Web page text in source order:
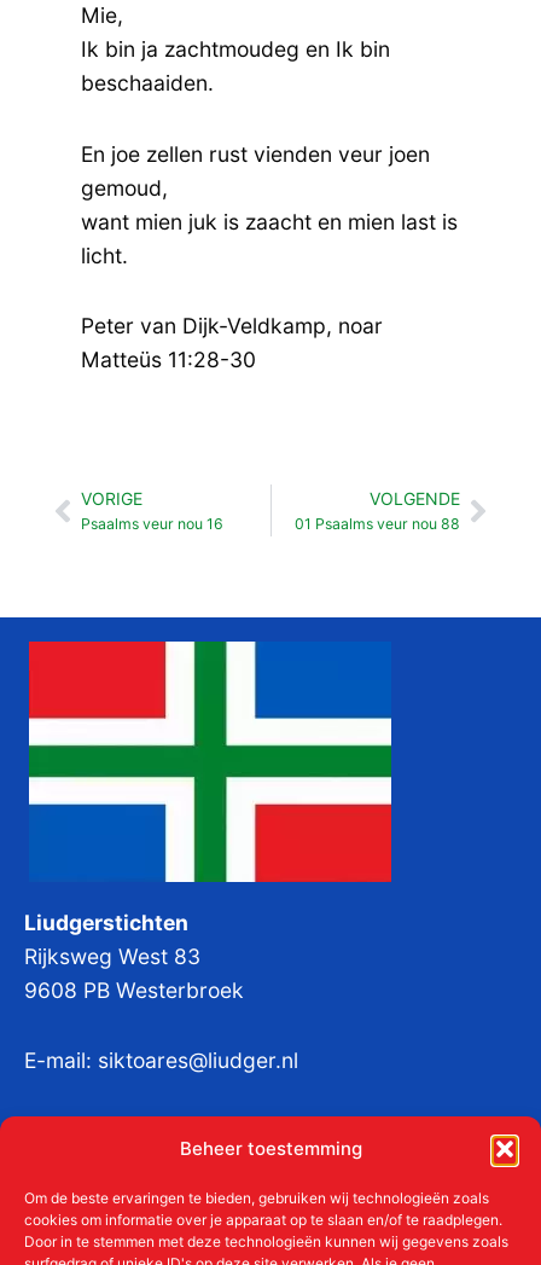
Beheer toestemming
Om de beste ervaringen te bieden, gebruiken wij technologieën zoals
cookies om informatie over je apparaat op te slaan en/of te raadplegen.
Door in te stemmen met deze technologieën kunnen wij gegevens zoals
Mie,
Ik bin ja zachtmoudeg en Ik bin
beschaaiden.
En joe zellen rust vienden veur joen
gemoud,
want mien juk is zaacht en mien last is
licht.
Peter van Dijk-Veldkamp, noar
Matteüs 11:28-30
Vorige
VORIGE
Psaalms veur nou 16
VOLGENDE
01 Psaalms veur nou 88
Liudgerstichten
Rijksweg West 83
9608 PB Westerbroek
E-mail: siktoares@liudger.nl
KvKnr:41011712